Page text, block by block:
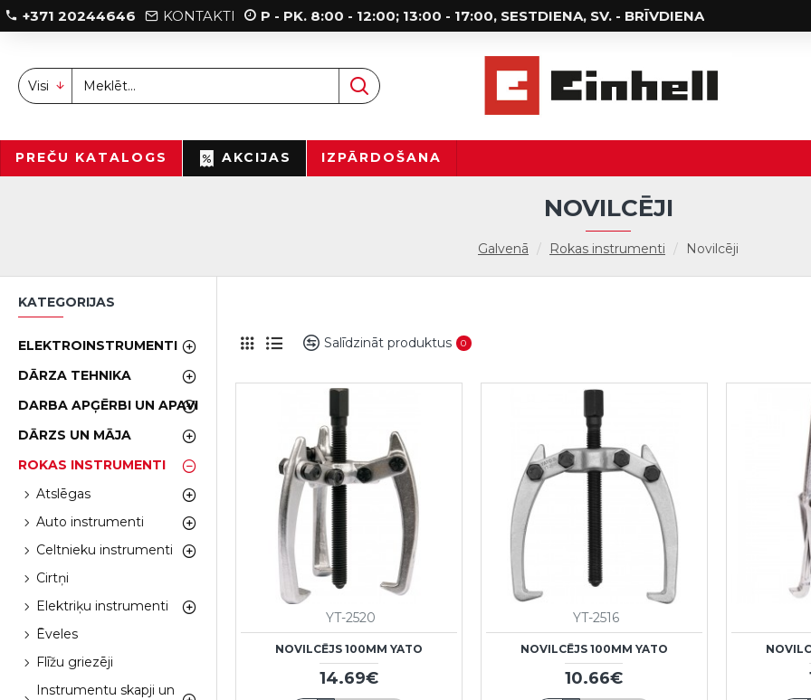
+371 20244646 KONTAKTI P - PK. 8:00 - 12:00; 13:00 - 17:00, SESTDIENA, SV. - BRĪVDIENA
Visi
PREČU KATALOGS AKCIJAS IZPĀRDOŠANA
Galvenā Rokas instrumenti Novilcēji
NOVILCĒJI
KATEGORIJAS
ELEKTROINSTRUMENTI
DĀRZA TEHNIKA
DARBA APĢĒRBI UN APAVI
DĀRZS UN MĀJA
ROKAS INSTRUMENTI
Atslēgas
Auto instrumenti
Celtnieku instrumenti
Cirtņi
Elektriķu instrumenti
Ēveles
Flīžu griezēji
Instrumentu skapji un
Salīdzināt produktus 0
YT-2520
NOVILCĒJS 100MM YATO
14.69€
YT-2516
NOVILCĒJS 100MM YATO
10.66€